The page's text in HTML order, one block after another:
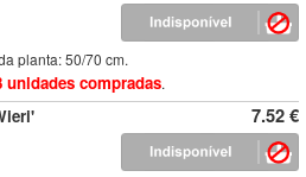
planta: 50/70 cm.
unidades compradas.
7.52 €